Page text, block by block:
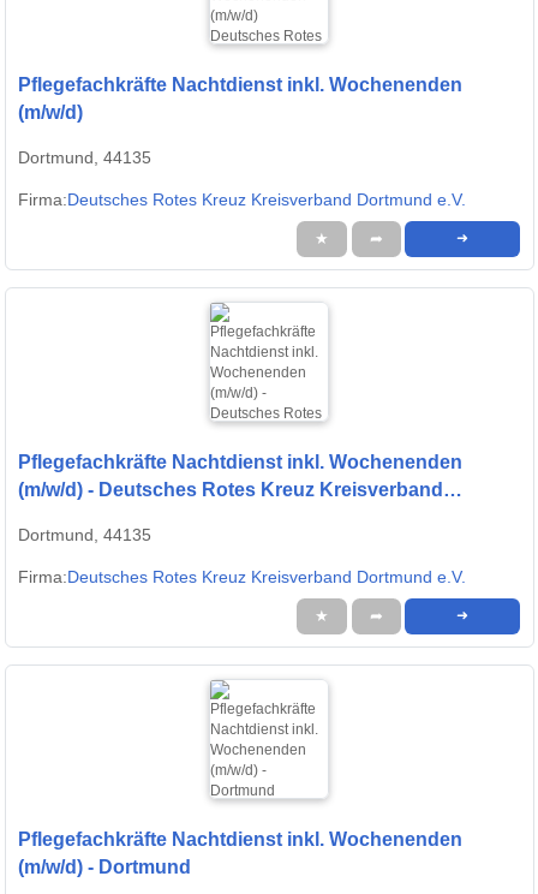
Pflegefachkräfte Nachtdienst inkl. Wochenenden
(m/w/d)
Dortmund, 44135
Firma:Deutsches Rotes Kreuz Kreisverband Dortmund e.V.
★ ➦ ➜
Pflegefachkräfte Nachtdienst inkl. Wochenenden
(m/w/d) - Deutsches Rotes Kreuz Kreisverband
Dortmund, 44135
Firma:Deutsches Rotes Kreuz Kreisverband Dortmund e.V.
★ ➦ ➜
Pflegefachkräfte Nachtdienst inkl. Wochenenden
(m/w/d) - Dortmund